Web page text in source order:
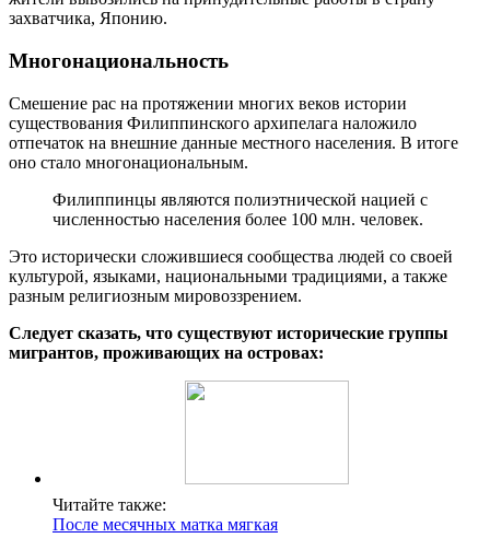
захватчика, Японию.
Многонациональность
Смешение рас на протяжении многих веков истории
существования Филиппинского архипелага наложило
отпечаток на внешние данные местного населения. В итоге
оно стало многонациональным.
Филиппинцы являются полиэтнической нацией с
численностью населения более 100 млн. человек.
Это исторически сложившиеся сообщества людей со своей
культурой, языками, национальными традициями, а также
разным религиозным мировоззрением.
Следует сказать, что существуют исторические группы
мигрантов, проживающих на островах:
Читайте также:
После месячных матка мягкая